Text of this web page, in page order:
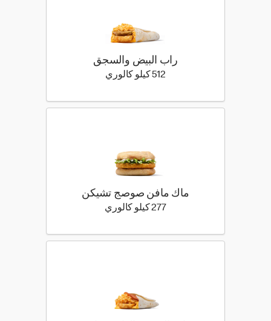
راب البيض والسجق
512 كيلو كالوري 512 كيلو سعرة حرارية
ماك مافن صوصج تشيكن
277 كيلو كالوري 277 كيلو سعرة حرارية